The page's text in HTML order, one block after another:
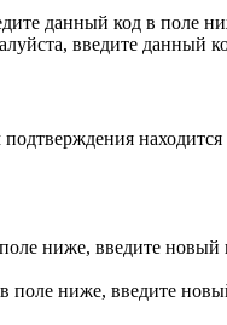
данный код в поле
введите данный
ниже, введите
ниже, введите